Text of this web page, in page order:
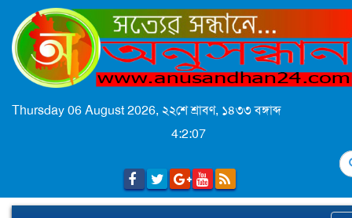
Thursday 06 August 2026, ২২শে শ্রাবণ, ১৪৩৩ বঙ্গাব্দ
4:2:09